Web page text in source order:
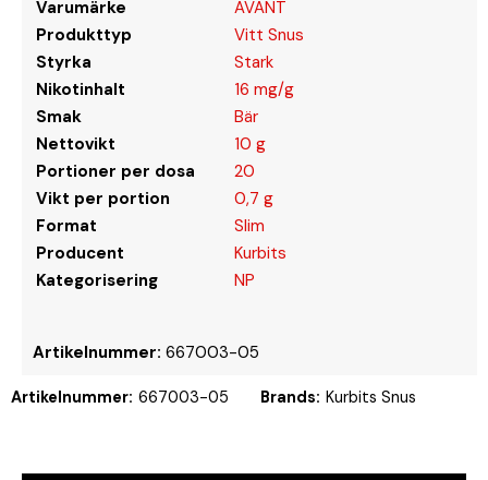
Varumärke
AVANT
Produkttyp
Vitt Snus
Styrka
Stark
Nikotinhalt
16 mg/g
Smak
Bär
Nettovikt
10 g
Portioner per dosa
20
Vikt per portion
0,7 g
Format
Slim
Producent
Kurbits
Kategorisering
NP
Artikelnummer: 667003-05
Artikelnummer: 667003-05 Brands: Kurbits Snus